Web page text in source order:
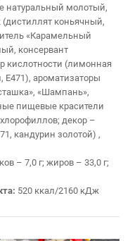
натуральный молотый,
(дистиллят коньячный,
«Карамельный
консервант
кислотности (лимонная
Е471), ароматизаторы
«Шампань»,
пищевые красители
декор –
кандурин золотой) ,
– 7,0 г; жиров – 33,0 г;
520 ккал/2160 кДж